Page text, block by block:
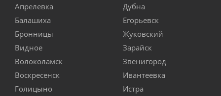
Апрелевка
Балашиха
Бронницы
Видное
Волоколамск
Воскресенск
Голицыно
Дубна
Егорьевск
Жуковский
Зарайск
Звенигород
Ивантеевка
Истра